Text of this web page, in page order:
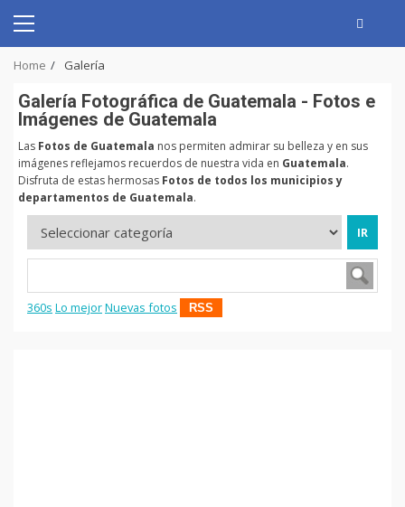
content
Primary
Home Galería
Galerí­a Fotográfica de Guatemala - Fotos e
Imágenes de Guatemala
Las Fotos de Guatemala nos permiten admirar su belleza y en sus
imágenes reflejamos recuerdos de nuestra vida en Guatemala.
Disfruta de estas hermosas Fotos de todos los municipios y
departamentos de Guatemala.
360s Lo mejorNuevas fotos RSS